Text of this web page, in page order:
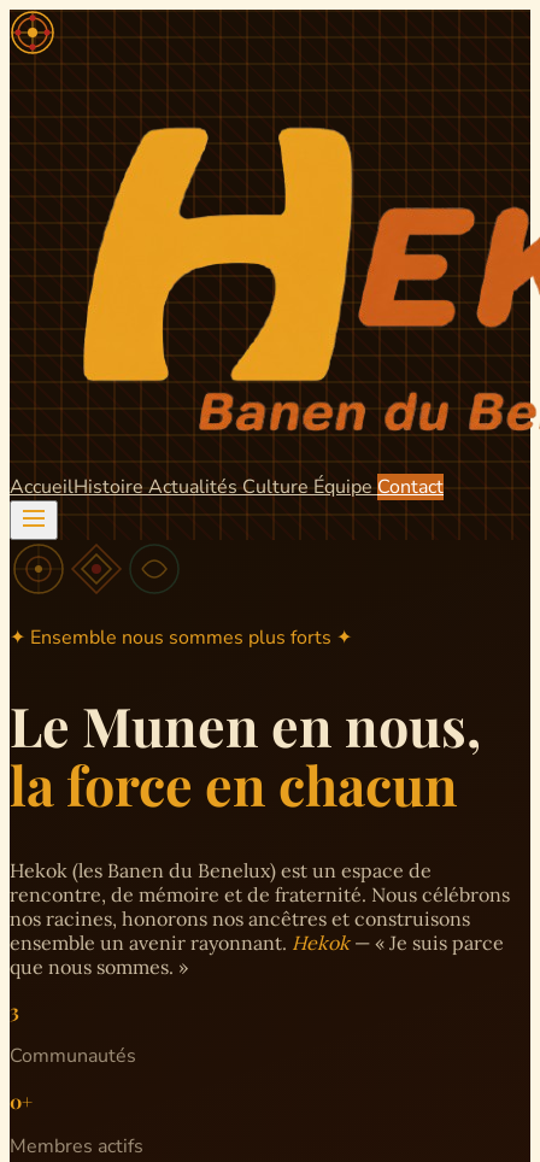
AccueilHistoire ActualitésCulture Équipe Contact
✦ Ensemble nous sommes plus forts ✦
Le Munen en nous,
la force en chacun
Hekok (les Banen du Benelux) est un espace de
rencontre, de mémoire et de fraternité. Nous célébrons
nos racines, honorons nos ancêtres et construisons
ensemble un avenir rayonnant. Hekok— « Je suis parce
que nous sommes. »
3
Communautés
0+
Membres actifs